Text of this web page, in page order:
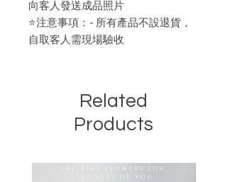
向客人發送成品照片
⭐️注意事項：- 所有產品不設退貨，
自取客人需現場驗收
Related
Products